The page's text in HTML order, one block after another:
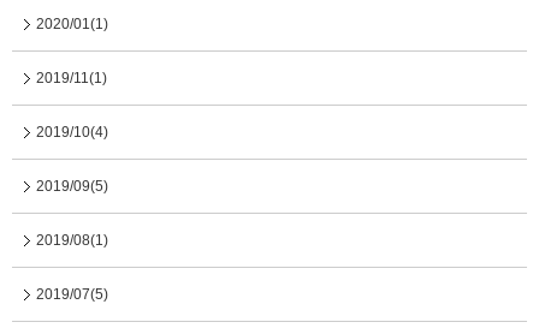
2020/01(1)
2019/11(1)
2019/10(4)
2019/09(5)
2019/08(1)
2019/07(5)